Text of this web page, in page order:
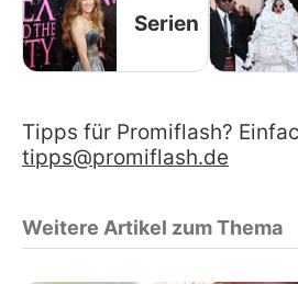
Serien
Tipps für Promiflash?
tipps@promiflash.de
Weitere Artikel zum Thema